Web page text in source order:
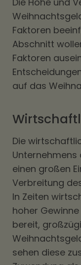
Faktoren
Abschnitt
Faktoren
auf das
Die
Unternehmens
einen großen
Verbreitung
In Zeiten
hoher
bereit,
sehen diese